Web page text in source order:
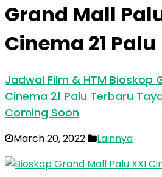
Grand Mall
Cinema 21 Palu
Jadwal Film & HTM Bioskop
Cinema 21 Palu Terbaru
Coming Soon
March 20, 2022 Lainnya